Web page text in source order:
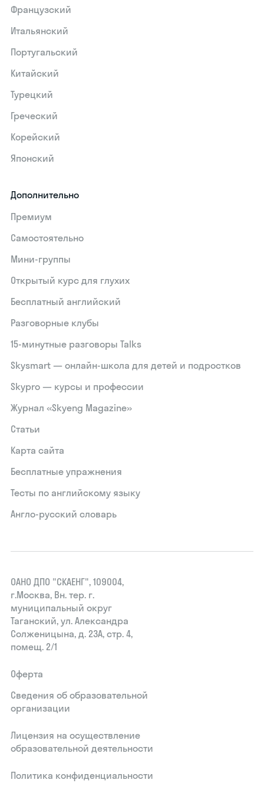
Французский
Итальянский
Португальский
Китайский
Турецкий
Греческий
Корейский
Японский
Дополнительно
Премиум
Самостоятельно
Мини-группы
Открытый курс для глухих
Бесплатный английский
Разговорные клубы
15‑минутные разговоры Talks
Skysmart — онлайн-школа для детей и подростков
Skypro — курсы и профессии
Журнал «Skyeng Magazine»
Статьи
Карта сайта
Бесплатные упражнения
Тесты по английскому языку
Англо-русский словарь
ОАНО ДПО "СКАЕНГ", 109004,
г.Москва, Вн. тер. г.
муниципальный округ
Таганский, ул. Александра
Солженицына, д. 23А, стр. 4,
помещ. 2/1
Оферта
Сведения об образовательной
организации
Лицензия на осуществление
образовательной деятельности
Политика конфиденциальности